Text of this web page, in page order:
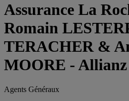
Assurance La
Romain
TERACHER &
MOORE - Allianz
Agents Généraux